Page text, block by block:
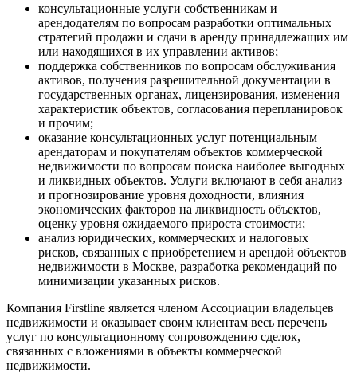
консультационные услуги собственникам и
арендодателям по вопросам разработки оптимальных
стратегий продажи и сдачи в аренду принадлежащих им
или находящихся в их управлении активов;
поддержка собственников по вопросам обслуживания
активов, получения разрешительной документации в
государственных органах, лицензирования, изменения
характеристик объектов, согласования перепланировок
и прочим;
оказание консультационных услуг потенциальным
арендаторам и покупателям объектов коммерческой
недвижимости по вопросам поиска наиболее выгодных
и ликвидных объектов. Услуги включают в себя анализ
и прогнозирование уровня доходности, влияния
экономических факторов на ликвидность объектов,
оценку уровня ожидаемого прироста стоимости;
анализ юридических, коммерческих и налоговых
рисков, связанных с приобретением и арендой объектов
недвижимости в Москве, разработка рекомендаций по
минимизации указанных рисков.
Компания Firstline является членом Ассоциации владельцев
недвижимости и оказывает своим клиентам весь перечень
услуг по консультационному сопровождению сделок,
связанных с вложениями в объекты коммерческой
недвижимости.